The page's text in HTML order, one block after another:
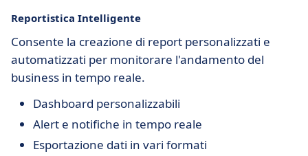
Reportistica Intelligente
Consente la creazione di report personalizzati e
automatizzati per monitorare l'andamento del
business in tempo reale.
Dashboard personalizzabili
Alert e notifiche in tempo reale
Esportazione dati in vari formati